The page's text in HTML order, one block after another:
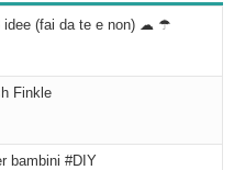
idee (fai da te e non) ☁ ☂
Finkle
bambini #DIY